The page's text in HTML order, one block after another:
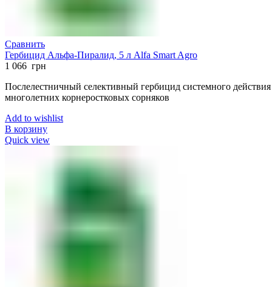
Сравнить
Гербицид Альфа-Пиралид, 5 л Alfa Smart Agro
1 066 грн
Послелестничный селективный гербицид системного
многолетних корнеростковых сорняков
Add to wishlist
В корзину
Quick view